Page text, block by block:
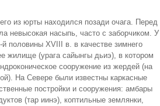
из юрты находился позади очага. Перед
невысокая насыпь, часто с заборчиком. У
половины XVIII в. в качестве зимнего
жилище (урага сайынгы дьиэ), в котором
сооружение из жердей (на
На Севере были известны каркасные
постройки и сооружения: амбары
(тар иинэ), коптильные землянки,